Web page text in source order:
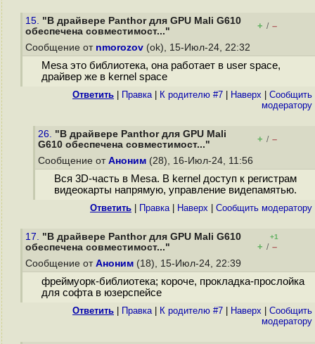
15. "В драйвере Panthor для GPU Mali G610
обеспечена совместимост..."
+ / –
Сообщение от nmorozov (ok), 15-Июл-24, 22:32
Mesa это библиотека, она работает в user space,
драйвер же в kernel space
Ответить Правка| К родителю #7 Наверх
Cообщить
модератору
26. "В драйвере Panthor для GPU Mali
G610 обеспечена совместимост..."
+ / –
Сообщение от Аноним (28), 16-Июл-24, 11:56
Вся 3D-часть в Mesa. В kernel доступ к регистрам
видеокарты напрямую, управление видепамятью.
Ответить Правка| Наверх Cообщить модератору
17. "В драйвере Panthor для GPU Mali G610
обеспечена совместимост..."
+1
+ / –
Сообщение от Аноним (18), 15-Июл-24, 22:39
фреймуорк-библиотека; короче, прокладка-прослойка
для софта в юзерспейсе
Ответить Правка| К родителю #7 Наверх
Cообщить
модератору